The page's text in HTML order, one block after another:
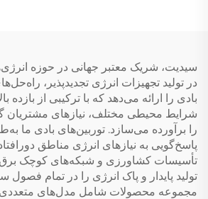
سیدیت، شریک معتبر جهانی در حوزه
در تولید تجهیزات انرژی تجدیدپذیر،
بادی را ارائه می‌دهد که با ترکیبی از بازده
شرایط محیطی مختلف، نیازهای مشتریان
را برآورده می‌سازد. توربین‌های بادی ما
پاسخ‌گویی به نیازهای انرژی مناطق
تأسیسات کشاورزی و شبکه‌های کوچک
تولید پایدار و پاک انرژی را در تمام